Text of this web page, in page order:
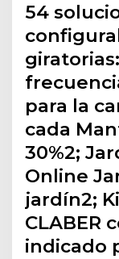
54
para la
cada
30%2;
Online
jardín2;
CLABER
indicado